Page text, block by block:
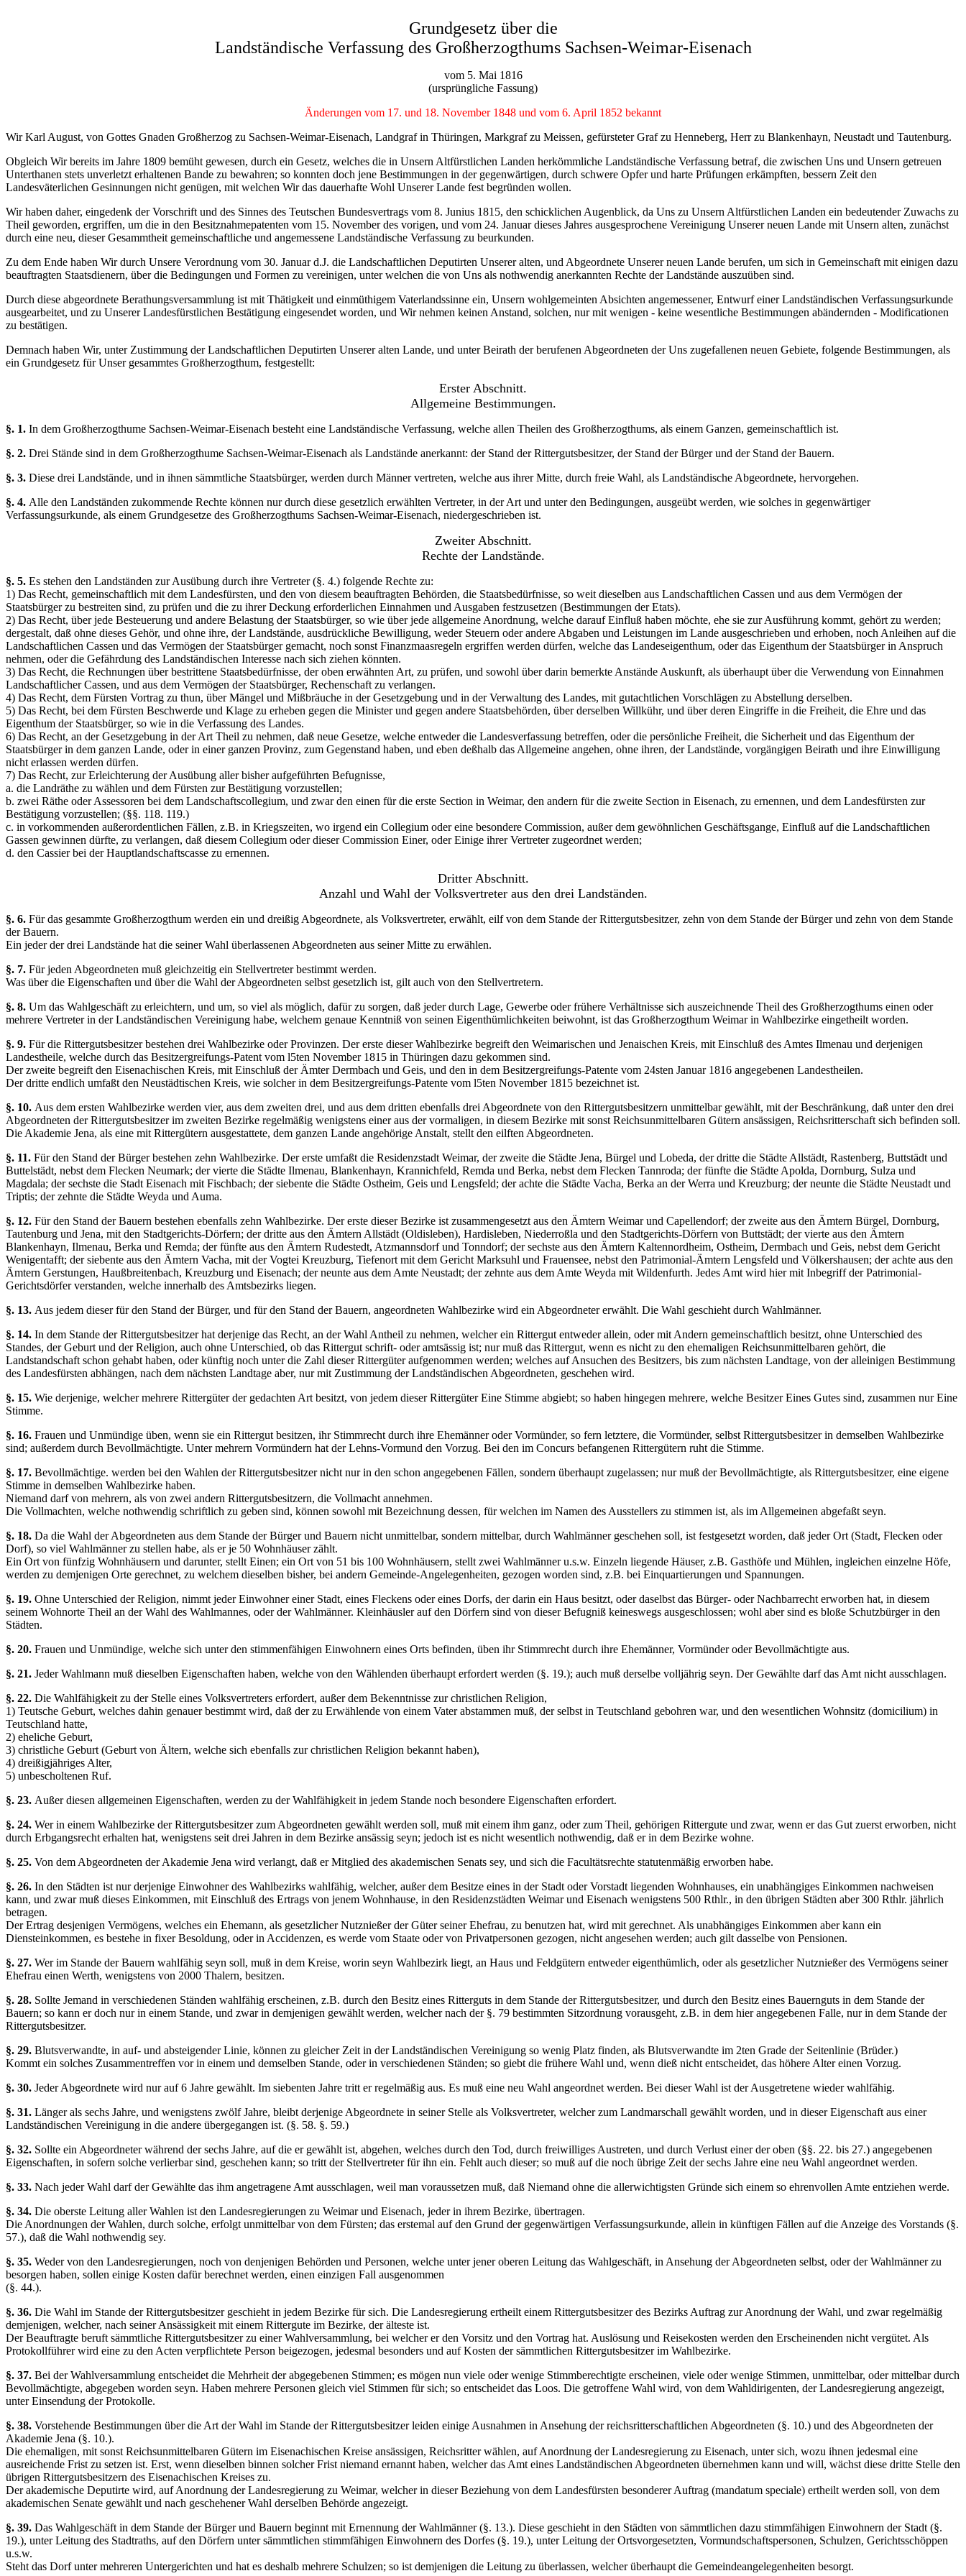
Grundgesetz über die
Landständische Verfassung des Großherzogthums Sachsen-Weimar-Eisenach
vom 5. Mai 1816
(ursprüngliche Fassung)
Änderungen vom 17. und 18. November 1848 und vom 6. April 1852 bekannt
Wir Karl August, von Gottes Gnaden Großherzog zu Sachsen-Weimar-Eisenach, Landgraf in Thüringen, Markgraf zu Meissen, gefürsteter Graf zu Henneberg, Herr zu Blankenhayn, Neustadt und Tautenburg.
Obgleich Wir bereits im Jahre 1809 bemüht gewesen, durch ein Gesetz, welches die in Unsern Altfürstlichen Landen herkömmliche Landständische Verfassung betraf, die zwischen Uns und Unsern getreuen
Unterthanen stets unverletzt erhaltenen Bande zu bewahren; so konnten doch jene Bestimmungen in der gegenwärtigen, durch schwere Opfer und harte Prüfungen erkämpften, bessern Zeit den
Landesväterlichen Gesinnungen nicht genügen, mit welchen Wir das dauerhafte Wohl Unserer Lande fest begründen wollen.
Wir haben daher, eingedenk der Vorschrift und des Sinnes des Teutschen Bundesvertrags vom 8. Junius 1815, den schicklichen Augenblick, da Uns zu Unsern Altfürstlichen Landen ein bedeutender Zuwachs zu
Theil geworden, ergriffen, um die in den Besitznahmepatenten vom 15. November des vorigen, und vom 24. Januar dieses Jahres ausgesprochene Vereinigung Unserer neuen Lande mit Unsern alten, zunächst
durch eine neu, dieser Gesammtheit gemeinschaftliche und angemessene Landständische Verfassung zu beurkunden.
Zu dem Ende haben Wir durch Unsere Verordnung vom 30. Januar d.J. die Landschaftlichen Deputirten Unserer alten, und Abgeordnete Unserer neuen Lande berufen, um sich in Gemeinschaft mit einigen dazu
beauftragten Staatsdienern, über die Bedingungen und Formen zu vereinigen, unter welchen die von Uns als nothwendig anerkannten Rechte der Landstände auszuüben sind.
Durch diese abgeordnete Berathungsversammlung ist mit Thätigkeit und einmüthigem Vaterlandssinne ein, Unsern wohlgemeinten Absichten angemessener, Entwurf einer Landständischen Verfassungsurkunde
ausgearbeitet, und zu Unserer Landesfürstlichen Bestätigung eingesendet worden, und Wir nehmen keinen Anstand, solchen, nur mit wenigen - keine wesentliche Bestimmungen abändernden - Modificationen
zu bestätigen.
Demnach haben Wir, unter Zustimmung der Landschaftlichen Deputirten Unserer alten Lande, und unter Beirath der berufenen Abgeordneten der Uns zugefallenen neuen Gebiete, folgende Bestimmungen, als
ein Grundgesetz für Unser gesammtes Großherzogthum, festgestellt:
Erster Abschnitt.
Allgemeine Bestimmungen.
§. 1. In dem Großherzogthume Sachsen-Weimar-Eisenach besteht eine Landständische Verfassung, welche allen Theilen des Großherzogthums, als einem Ganzen, gemeinschaftlich ist.
§. 2. Drei Stände sind in dem Großherzogthume Sachsen-Weimar-Eisenach als Landstände anerkannt: der Stand der Rittergutsbesitzer, der Stand der Bürger und der Stand der Bauern.
§. 3. Diese drei Landstände, und in ihnen sämmtliche Staatsbürger, werden durch Männer vertreten, welche aus ihrer Mitte, durch freie Wahl, als Landständische Abgeordnete, hervorgehen.
§. 4. Alle den Landständen zukommende Rechte können nur durch diese gesetzlich erwählten Vertreter, in der Art und unter den Bedingungen, ausgeübt werden, wie solches in gegenwärtiger
Verfassungsurkunde, als einem Grundgesetze des Großherzogthums Sachsen-Weimar-Eisenach, niedergeschrieben ist.
Zweiter Abschnitt.
Rechte der Landstände.
§. 5. Es stehen den Landständen zur Ausübung durch ihre Vertreter (§. 4.) folgende Rechte zu:
1) Das Recht, gemeinschaftlich mit dem Landesfürsten, und den von diesem beauftragten Behörden, die Staatsbedürfnisse, so weit dieselben aus Landschaftlichen Cassen und aus dem Vermögen der
Staatsbürger zu bestreiten sind, zu prüfen und die zu ihrer Deckung erforderlichen Einnahmen und Ausgaben festzusetzen (Bestimmungen der Etats).
2) Das Recht, über jede Besteuerung und andere Belastung der Staatsbürger, so wie über jede allgemeine Anordnung, welche darauf Einfluß haben möchte, ehe sie zur Ausführung kommt, gehört zu werden;
dergestalt, daß ohne dieses Gehör, und ohne ihre, der Landstände, ausdrückliche Bewilligung, weder Steuern oder andere Abgaben und Leistungen im Lande ausgeschrieben und erhoben, noch Anleihen auf die
Landschaftlichen Cassen und das Vermögen der Staatsbürger gemacht, noch sonst Finanzmaasregeln ergriffen werden dürfen, welche das Landeseigenthum, oder das Eigenthum der Staatsbürger in Anspruch
nehmen, oder die Gefährdung des Landständischen Interesse nach sich ziehen könnten.
3) Das Recht, die Rechnungen über bestrittene Staatsbedürfnisse, der oben erwähnten Art, zu prüfen, und sowohl über darin bemerkte Anstände Auskunft, als überhaupt über die Verwendung von Einnahmen
Landschaftlicher Cassen, und aus dem Vermögen der Staatsbürger, Rechenschaft zu verlangen.
4) Das Recht, dem Fürsten Vortrag zu thun, über Mängel und Mißbräuche in der Gesetzgebung und in der Verwaltung des Landes, mit gutachtlichen Vorschlägen zu Abstellung derselben.
5) Das Recht, bei dem Fürsten Beschwerde und Klage zu erheben gegen die Minister und gegen andere Staatsbehörden, über derselben Willkühr, und über deren Eingriffe in die Freiheit, die Ehre und das
Eigenthum der Staatsbürger, so wie in die Verfassung des Landes.
6) Das Recht, an der Gesetzgebung in der Art Theil zu nehmen, daß neue Gesetze, welche entweder die Landesverfassung betreffen, oder die persönliche Freiheit, die Sicherheit und das Eigenthum der
Staatsbürger in dem ganzen Lande, oder in einer ganzen Provinz, zum Gegenstand haben, und eben deßhalb das Allgemeine angehen, ohne ihren, der Landstände, vorgängigen Beirath und ihre Einwilligung
nicht erlassen werden dürfen.
7) Das Recht, zur Erleichterung der Ausübung aller bisher aufgeführten Befugnisse,
a. die Landräthe zu wählen und dem Fürsten zur Bestätigung vorzustellen;
b. zwei Räthe oder Assessoren bei dem Landschaftscollegium, und zwar den einen für die erste Section in Weimar, den andern für die zweite Section in Eisenach, zu ernennen, und dem Landesfürsten zur
Bestätigung vorzustellen; (§§. 118. 119.)
c. in vorkommenden außerordentlichen Fällen, z.B. in Kriegszeiten, wo irgend ein Collegium oder eine besondere Commission, außer dem gewöhnlichen Geschäftsgange, Einfluß auf die Landschaftlichen
Gassen gewinnen dürfte, zu verlangen, daß diesem Collegium oder dieser Commission Einer, oder Einige ihrer Vertreter zugeordnet werden;
d. den Cassier bei der Hauptlandschaftscasse zu ernennen.
Dritter Abschnitt.
Anzahl und Wahl der Volksvertreter aus den drei Landständen.
§. 6. Für das gesammte Großherzogthum werden ein und dreißig Abgeordnete, als Volksvertreter, erwählt, eilf von dem Stande der Rittergutsbesitzer, zehn von dem Stande der Bürger und zehn von dem Stande
der Bauern.
Ein jeder der drei Landstände hat die seiner Wahl überlassenen Abgeordneten aus seiner Mitte zu erwählen.
§. 7. Für jeden Abgeordneten muß gleichzeitig ein Stellvertreter bestimmt werden.
Was über die Eigenschaften und über die Wahl der Abgeordneten selbst gesetzlich ist, gilt auch von den Stellvertretern.
§. 8. Um das Wahlgeschäft zu erleichtern, und um, so viel als möglich, dafür zu sorgen, daß jeder durch Lage, Gewerbe oder frühere Verhältnisse sich auszeichnende Theil des Großherzogthums einen oder
mehrere Vertreter in der Landständischen Vereinigung habe, welchem genaue Kenntniß von seinen Eigenthümlichkeiten beiwohnt, ist das Großherzogthum Weimar in Wahlbezirke eingetheilt worden.
§. 9. Für die Rittergutsbesitzer bestehen drei Wahlbezirke oder Provinzen. Der erste dieser Wahlbezirke begreift den Weimarischen und Jenaischen Kreis, mit Einschluß des Amtes Ilmenau und derjenigen
Landestheile, welche durch das Besitzergreifungs-Patent vom l5ten November 1815 in Thüringen dazu gekommen sind.
Der zweite begreift den Eisenachischen Kreis, mit Einschluß der Ämter Dermbach und Geis, und den in dem Besitzergreifungs-Patente vom 24sten Januar 1816 angegebenen Landestheilen.
Der dritte endlich umfaßt den Neustädtischen Kreis, wie solcher in dem Besitzergreifungs-Patente vom l5ten November 1815 bezeichnet ist.
§. 10. Aus dem ersten Wahlbezirke werden vier, aus dem zweiten drei, und aus dem dritten ebenfalls drei Abgeordnete von den Rittergutsbesitzern unmittelbar gewählt, mit der Beschränkung, daß unter den drei
Abgeordneten der Rittergutsbesitzer im zweiten Bezirke regelmäßig wenigstens einer aus der vormaligen, in diesem Bezirke mit sonst Reichsunmittelbaren Gütern ansässigen, Reichsritterschaft sich befinden soll.
Die Akademie Jena, als eine mit Rittergütern ausgestattete, dem ganzen Lande angehörige Anstalt, stellt den eilften Abgeordneten.
§. 11. Für den Stand der Bürger bestehen zehn Wahlbezirke. Der erste umfaßt die Residenzstadt Weimar, der zweite die Städte Jena, Bürgel und Lobeda, der dritte die Städte Allstädt, Rastenberg, Buttstädt und
Buttelstädt, nebst dem Flecken Neumark; der vierte die Städte Ilmenau, Blankenhayn, Krannichfeld, Remda und Berka, nebst dem Flecken Tannroda; der fünfte die Städte Apolda, Dornburg, Sulza und
Magdala; der sechste die Stadt Eisenach mit Fischbach; der siebente die Städte Ostheim, Geis und Lengsfeld; der achte die Städte Vacha, Berka an der Werra und Kreuzburg; der neunte die Städte Neustadt und
Triptis; der zehnte die Städte Weyda und Auma.
§. 12. Für den Stand der Bauern bestehen ebenfalls zehn Wahlbezirke. Der erste dieser Bezirke ist zusammengesetzt aus den Ämtern Weimar und Capellendorf; der zweite aus den Ämtern Bürgel, Dornburg,
Tautenburg und Jena, mit den Stadtgerichts-Dörfern; der dritte aus den Ämtern Allstädt (Oldisleben), Hardisleben, Niederroßla und den Stadtgerichts-Dörfern von Buttstädt; der vierte aus den Ämtern
Blankenhayn, Ilmenau, Berka und Remda; der fünfte aus den Ämtern Rudestedt, Atzmannsdorf und Tonndorf; der sechste aus den Ämtern Kaltennordheim, Ostheim, Dermbach und Geis, nebst dem Gericht
Wenigentafft; der siebente aus den Ämtern Vacha, mit der Vogtei Kreuzburg, Tiefenort mit dem Gericht Marksuhl und Frauensee, nebst den Patrimonial-Ämtern Lengsfeld und Völkershausen; der achte aus den
Ämtern Gerstungen, Haußbreitenbach, Kreuzburg und Eisenach; der neunte aus dem Amte Neustadt; der zehnte aus dem Amte Weyda mit Wildenfurth. Jedes Amt wird hier mit Inbegriff der Patrimonial-
Gerichtsdörfer verstanden, welche innerhalb des Amtsbezirks liegen.
§. 13. Aus jedem dieser für den Stand der Bürger, und für den Stand der Bauern, angeordneten Wahlbezirke wird ein Abgeordneter erwählt. Die Wahl geschieht durch Wahlmänner.
§. 14. In dem Stande der Rittergutsbesitzer hat derjenige das Recht, an der Wahl Antheil zu nehmen, welcher ein Rittergut entweder allein, oder mit Andern gemeinschaftlich besitzt, ohne Unterschied des
Standes, der Geburt und der Religion, auch ohne Unterschied, ob das Rittergut schrift- oder amtsässig ist; nur muß das Rittergut, wenn es nicht zu den ehemaligen Reichsunmittelbaren gehört, die
Landstandschaft schon gehabt haben, oder künftig noch unter die Zahl dieser Rittergüter aufgenommen werden; welches auf Ansuchen des Besitzers, bis zum nächsten Landtage, von der alleinigen Bestimmung
des Landesfürsten abhängen, nach dem nächsten Landtage aber, nur mit Zustimmung der Landständischen Abgeordneten, geschehen wird.
§. 15. Wie derjenige, welcher mehrere Rittergüter der gedachten Art besitzt, von jedem dieser Rittergüter Eine Stimme abgiebt; so haben hingegen mehrere, welche Besitzer Eines Gutes sind, zusammen nur Eine
Stimme.
§. 16. Frauen und Unmündige üben, wenn sie ein Rittergut besitzen, ihr Stimmrecht durch ihre Ehemänner oder Vormünder, so fern letztere, die Vormünder, selbst Rittergutsbesitzer in demselben Wahlbezirke
sind; außerdem durch Bevollmächtigte. Unter mehrern Vormündern hat der Lehns-Vormund den Vorzug. Bei den im Concurs befangenen Rittergütern ruht die Stimme.
§. 17. Bevollmächtige. werden bei den Wahlen der Rittergutsbesitzer nicht nur in den schon angegebenen Fällen, sondern überhaupt zugelassen; nur muß der Bevollmächtigte, als Rittergutsbesitzer, eine eigene
Stimme in demselben Wahlbezirke haben.
Niemand darf von mehrern, als von zwei andern Rittergutsbesitzern, die Vollmacht annehmen.
Die Vollmachten, welche nothwendig schriftlich zu geben sind, können sowohl mit Bezeichnung dessen, für welchen im Namen des Ausstellers zu stimmen ist, als im Allgemeinen abgefaßt seyn.
§. 18. Da die Wahl der Abgeordneten aus dem Stande der Bürger und Bauern nicht unmittelbar, sondern mittelbar, durch Wahlmänner geschehen soll, ist festgesetzt worden, daß jeder Ort (Stadt, Flecken oder
Dorf), so viel Wahlmänner zu stellen habe, als er je 50 Wohnhäuser zählt.
Ein Ort von fünfzig Wohnhäusern und darunter, stellt Einen; ein Ort von 51 bis 100 Wohnhäusern, stellt zwei Wahlmänner u.s.w. Einzeln liegende Häuser, z.B. Gasthöfe und Mühlen, ingleichen einzelne Höfe,
werden zu demjenigen Orte gerechnet, zu welchem dieselben bisher, bei andern Gemeinde-Angelegenheiten, gezogen worden sind, z.B. bei Einquartierungen und Spannungen.
§. 19. Ohne Unterschied der Religion, nimmt jeder Einwohner einer Stadt, eines Fleckens oder eines Dorfs, der darin ein Haus besitzt, oder daselbst das Bürger- oder Nachbarrecht erworben hat, in diesem
seinem Wohnorte Theil an der Wahl des Wahlmannes, oder der Wahlmänner. Kleinhäusler auf den Dörfern sind von dieser Befugniß keineswegs ausgeschlossen; wohl aber sind es bloße Schutzbürger in den
Städten.
§. 20. Frauen und Unmündige, welche sich unter den stimmenfähigen Einwohnern eines Orts befinden, üben ihr Stimmrecht durch ihre Ehemänner, Vormünder oder Bevollmächtigte aus.
§. 21. Jeder Wahlmann muß dieselben Eigenschaften haben, welche von den Wählenden überhaupt erfordert werden (§. 19.); auch muß derselbe volljährig seyn. Der Gewählte darf das Amt nicht ausschlagen.
§. 22. Die Wahlfähigkeit zu der Stelle eines Volksvertreters erfordert, außer dem Bekenntnisse zur christlichen Religion,
1) Teutsche Geburt, welches dahin genauer bestimmt wird, daß der zu Erwählende von einem Vater abstammen muß, der selbst in Teutschland gebohren war, und den wesentlichen Wohnsitz (domicilium) in
Teutschland hatte,
2) eheliche Geburt,
3) christliche Geburt (Geburt von Ältern, welche sich ebenfalls zur christlichen Religion bekannt haben),
4) dreißigjähriges Alter,
5) unbescholtenen Ruf.
§. 23. Außer diesen allgemeinen Eigenschaften, werden zu der Wahlfähigkeit in jedem Stande noch besondere Eigenschaften erfordert.
§. 24. Wer in einem Wahlbezirke der Rittergutsbesitzer zum Abgeordneten gewählt werden soll, muß mit einem ihm ganz, oder zum Theil, gehörigen Rittergute und zwar, wenn er das Gut zuerst erworben, nicht
durch Erbgangsrecht erhalten hat, wenigstens seit drei Jahren in dem Bezirke ansässig seyn; jedoch ist es nicht wesentlich nothwendig, daß er in dem Bezirke wohne.
§. 25. Von dem Abgeordneten der Akademie Jena wird verlangt, daß er Mitglied des akademischen Senats sey, und sich die Facultätsrechte statutenmäßig erworben habe.
§. 26. In den Städten ist nur derjenige Einwohner des Wahlbezirks wahlfähig, welcher, außer dem Besitze eines in der Stadt oder Vorstadt liegenden Wohnhauses, ein unabhängiges Einkommen nachweisen
kann, und zwar muß dieses Einkommen, mit Einschluß des Ertrags von jenem Wohnhause, in den Residenzstädten Weimar und Eisenach wenigstens 500 Rthlr., in den übrigen Städten aber 300 Rthlr. jährlich
betragen.
Der Ertrag desjenigen Vermögens, welches ein Ehemann, als gesetzlicher Nutznießer der Güter seiner Ehefrau, zu benutzen hat, wird mit gerechnet. Als unabhängiges Einkommen aber kann ein
Diensteinkommen, es bestehe in fixer Besoldung, oder in Accidenzen, es werde vom Staate oder von Privatpersonen gezogen, nicht angesehen werden; auch gilt dasselbe von Pensionen.
§. 27. Wer im Stande der Bauern wahlfähig seyn soll, muß in dem Kreise, worin seyn Wahlbezirk liegt, an Haus und Feldgütern entweder eigenthümlich, oder als gesetzlicher Nutznießer des Vermögens seiner
Ehefrau einen Werth, wenigstens von 2000 Thalern, besitzen.
§. 28. Sollte Jemand in verschiedenen Ständen wahlfähig erscheinen, z.B. durch den Besitz eines Ritterguts in dem Stande der Rittergutsbesitzer, und durch den Besitz eines Bauernguts in dem Stande der
Bauern; so kann er doch nur in einem Stande, und zwar in demjenigen gewählt werden, welcher nach der §. 79 bestimmten Sitzordnung vorausgeht, z.B. in dem hier angegebenen Falle, nur in dem Stande der
Rittergutsbesitzer.
§. 29. Blutsverwandte, in auf- und absteigender Linie, können zu gleicher Zeit in der Landständischen Vereinigung so wenig Platz finden, als Blutsverwandte im 2ten Grade der Seitenlinie (Brüder.)
Kommt ein solches Zusammentreffen vor in einem und demselben Stande, oder in verschiedenen Ständen; so giebt die frühere Wahl und, wenn dieß nicht entscheidet, das höhere Alter einen Vorzug.
§. 30. Jeder Abgeordnete wird nur auf 6 Jahre gewählt. Im siebenten Jahre tritt er regelmäßig aus. Es muß eine neu Wahl angeordnet werden. Bei dieser Wahl ist der Ausgetretene wieder wahlfähig.
§. 31. Länger als sechs Jahre, und wenigstens zwölf Jahre, bleibt derjenige Abgeordnete in seiner Stelle als Volksvertreter, welcher zum Landmarschall gewählt worden, und in dieser Eigenschaft aus einer
Landständischen Vereinigung in die andere übergegangen ist. (§. 58. §. 59.)
§. 32. Sollte ein Abgeordneter während der sechs Jahre, auf die er gewählt ist, abgehen, welches durch den Tod, durch freiwilliges Austreten, und durch Verlust einer der oben (§§. 22. bis 27.) angegebenen
Eigenschaften, in sofern solche verlierbar sind, geschehen kann; so tritt der Stellvertreter für ihn ein. Fehlt auch dieser; so muß auf die noch übrige Zeit der sechs Jahre eine neu Wahl angeordnet werden.
§. 33. Nach jeder Wahl darf der Gewählte das ihm angetragene Amt ausschlagen, weil man voraussetzen muß, daß Niemand ohne die allerwichtigsten Gründe sich einem so ehrenvollen Amte entziehen werde.
§. 34. Die oberste Leitung aller Wahlen ist den Landesregierungen zu Weimar und Eisenach, jeder in ihrem Bezirke, übertragen.
Die Anordnungen der Wahlen, durch solche, erfolgt unmittelbar von dem Fürsten; das erstemal auf den Grund der gegenwärtigen Verfassungsurkunde, allein in künftigen Fällen auf die Anzeige des Vorstands (§.
57.), daß die Wahl nothwendig sey.
§. 35. Weder von den Landesregierungen, noch von denjenigen Behörden und Personen, welche unter jener oberen Leitung das Wahlgeschäft, in Ansehung der Abgeordneten selbst, oder der Wahlmänner zu
besorgen haben, sollen einige Kosten dafür berechnet werden, einen einzigen Fall ausgenommen
(§. 44.).
§. 36. Die Wahl im Stande der Rittergutsbesitzer geschieht in jedem Bezirke für sich. Die Landesregierung ertheilt einem Rittergutsbesitzer des Bezirks Auftrag zur Anordnung der Wahl, und zwar regelmäßig
demjenigen, welcher, nach seiner Ansässigkeit mit einem Rittergute im Bezirke, der älteste ist.
Der Beauftragte beruft sämmtliche Rittergutsbesitzer zu einer Wahlversammlung, bei welcher er den Vorsitz und den Vortrag hat. Auslösung und Reisekosten werden den Erscheinenden nicht vergütet. Als
Protokollführer wird eine zu den Acten verpflichtete Person beigezogen, jedesmal besonders und auf Kosten der sämmtlichen Rittergutsbesitzer im Wahlbezirke.
§. 37. Bei der Wahlversammlung entscheidet die Mehrheit der abgegebenen Stimmen; es mögen nun viele oder wenige Stimmberechtigte erscheinen, viele oder wenige Stimmen, unmittelbar, oder mittelbar durch
Bevollmächtigte, abgegeben worden seyn. Haben mehrere Personen gleich viel Stimmen für sich; so entscheidet das Loos. Die getroffene Wahl wird, von dem Wahldirigenten, der Landesregierung angezeigt,
unter Einsendung der Protokolle.
§. 38. Vorstehende Bestimmungen über die Art der Wahl im Stande der Rittergutsbesitzer leiden einige Ausnahmen in Ansehung der reichsritterschaftlichen Abgeordneten (§. 10.) und des Abgeordneten der
Akademie Jena (§. 10.).
Die ehemaligen, mit sonst Reichsunmittelbaren Gütern im Eisenachischen Kreise ansässigen, Reichsritter wählen, auf Anordnung der Landesregierung zu Eisenach, unter sich, wozu ihnen jedesmal eine
ausreichende Frist zu setzen ist. Erst, wenn dieselben binnen solcher Frist niemand ernannt haben, welcher das Amt eines Landständischen Abgeordneten übernehmen kann und will, wächst diese dritte Stelle den
übrigen Rittergutsbesitzern des Eisenachischen Kreises zu.
Der akademische Deputirte wird, auf Anordnung der Landesregierung zu Weimar, welcher in dieser Beziehung von dem Landesfürsten besonderer Auftrag (mandatum speciale) ertheilt werden soll, von dem
akademischen Senate gewählt und nach geschehener Wahl derselben Behörde angezeigt.
§. 39. Das Wahlgeschäft in dem Stande der Bürger und Bauern beginnt mit Ernennung der Wahlmänner (§. 13.). Diese geschieht in den Städten von sämmtlichen dazu stimmfähigen Einwohnern der Stadt (§.
19.), unter Leitung des Stadtraths, auf den Dörfern unter sämmtlichen stimmfähigen Einwohnern des Dorfes (§. 19.), unter Leitung der Ortsvorgesetzten, Vormundschaftspersonen, Schulzen, Gerichtsschöppen
u.s.w.
Steht das Dorf unter mehreren Untergerichten und hat es deshalb mehrere Schulzen; so ist demjenigen die Leitung zu überlassen, welcher überhaupt die Gemeindeangelegenheiten besorgt.